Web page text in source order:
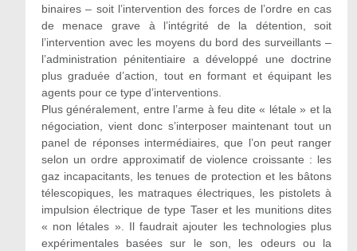
binaires – soit l’intervention des forces de l’ordre en cas
de menace grave à l’intégrité de la détention, soit
l’intervention avec les moyens du bord des surveillants –
l’administration pénitentiaire a développé une doctrine
plus graduée d’action, tout en formant et équipant les
agents pour ce type d’interventions.
Plus généralement, entre l’arme à feu dite « létale » et la
négociation, vient donc s’interposer maintenant tout un
panel de réponses intermédiaires, que l’on peut ranger
selon un ordre approximatif de violence croissante : les
gaz incapacitants, les tenues de protection et les bâtons
télescopiques, les matraques électriques, les pistolets à
impulsion électrique de type Taser et les munitions dites
« non létales ». Il faudrait ajouter les technologies plus
expérimentales basées sur le son, les odeurs ou la